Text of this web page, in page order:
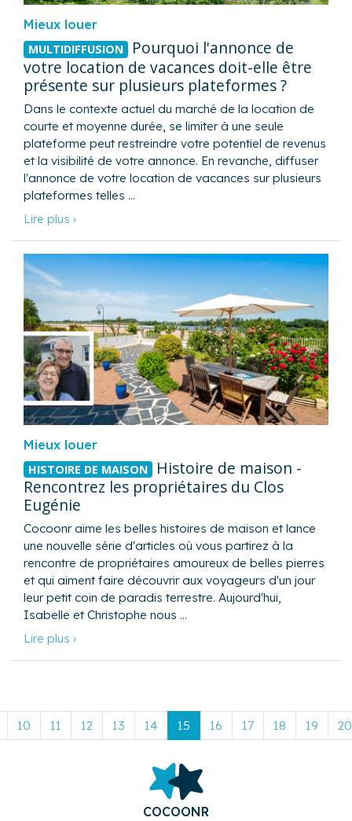
Mieux louer
MULTIDIFFUSION Pourquoi l'annonce de
votre location de vacances doit-elle être
présente sur plusieurs plateformes ?
Dans le contexte actuel du marché de la location de
courte et moyenne durée, se limiter à une seule
plateforme peut restreindre votre potentiel de revenus
et la visibilité de votre annonce. En revanche, diffuser
l'annonce de votre location de vacances sur plusieurs
plateformes telles …
Lire plus ›
Mieux louer
HISTOIRE DE MAISON Histoire de maison -
Rencontrez les propriétaires du Clos
Eugénie
Cocoonr aime les belles histoires de maison et lance
une nouvelle série d'articles où vous partirez à la
rencontre de propriétaires amoureux de belles pierres
et qui aiment faire découvrir aux voyageurs d'un jour
leur petit coin de paradis terrestre. Aujourd'hui,
Isabelle et Christophe nous …
Lire plus ›
10 11 12 13 14 15 16 17 18 19 20
COCOONR